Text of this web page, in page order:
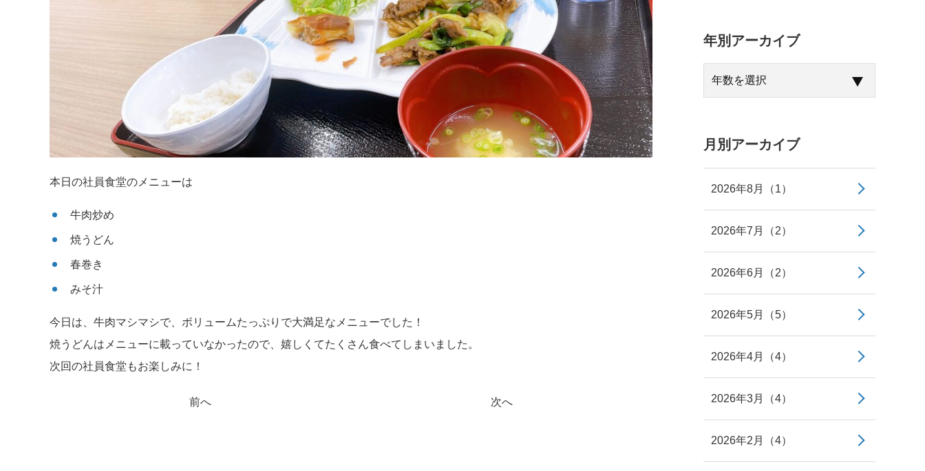
本日の社員食堂のメニューは
牛肉炒め
焼うどん
春巻き
みそ汁
今日は、牛肉マシマシで、ボリュームたっぷりで大満足なメニューでした！
焼うどんはメニューに載っていなかったので、嬉しくてたくさん食べてしまいました。
次回の社員食堂もお楽しみに！
前へ 次へ
年別アーカイブ
月別アーカイブ
2026年8月（1）
2026年7月（2）
2026年6月（2）
2026年5月（5）
2026年4月（4）
2026年3月（4）
2026年2月（4）